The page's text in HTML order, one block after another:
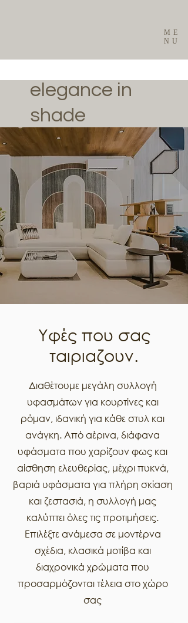
ME
NU
elegance in
shade
Υφές που σας
ταιριαζουν.
Διαθέτουμε μεγάλη συλλογή
υφασμάτων για κουρτίνες και
ρόμαν, ιδανική για κάθε στυλ και
ανάγκη. Από αέρινα, διάφανα
υφάσματα που χαρίζουν φως και
αίσθηση ελευθερίας, μέχρι πυκνά,
βαριά υφάσματα για πλήρη σκίαση
και ζεστασιά, η συλλογή μας
καλύπτει όλες τις προτιμήσεις.
Επιλέξτε ανάμεσα σε μοντέρνα
σχέδια, κλασικά μοτίβα και
διαχρονικά χρώματα που
προσαρμόζονται τέλεια στο χώρο
σας